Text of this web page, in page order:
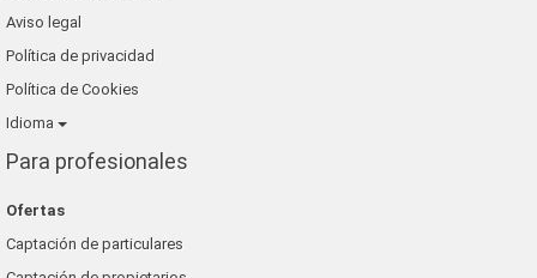
Aviso legal
Política de privacidad
Política de Cookies
Idioma
Para profesionales
Ofertas
Captación de particulares